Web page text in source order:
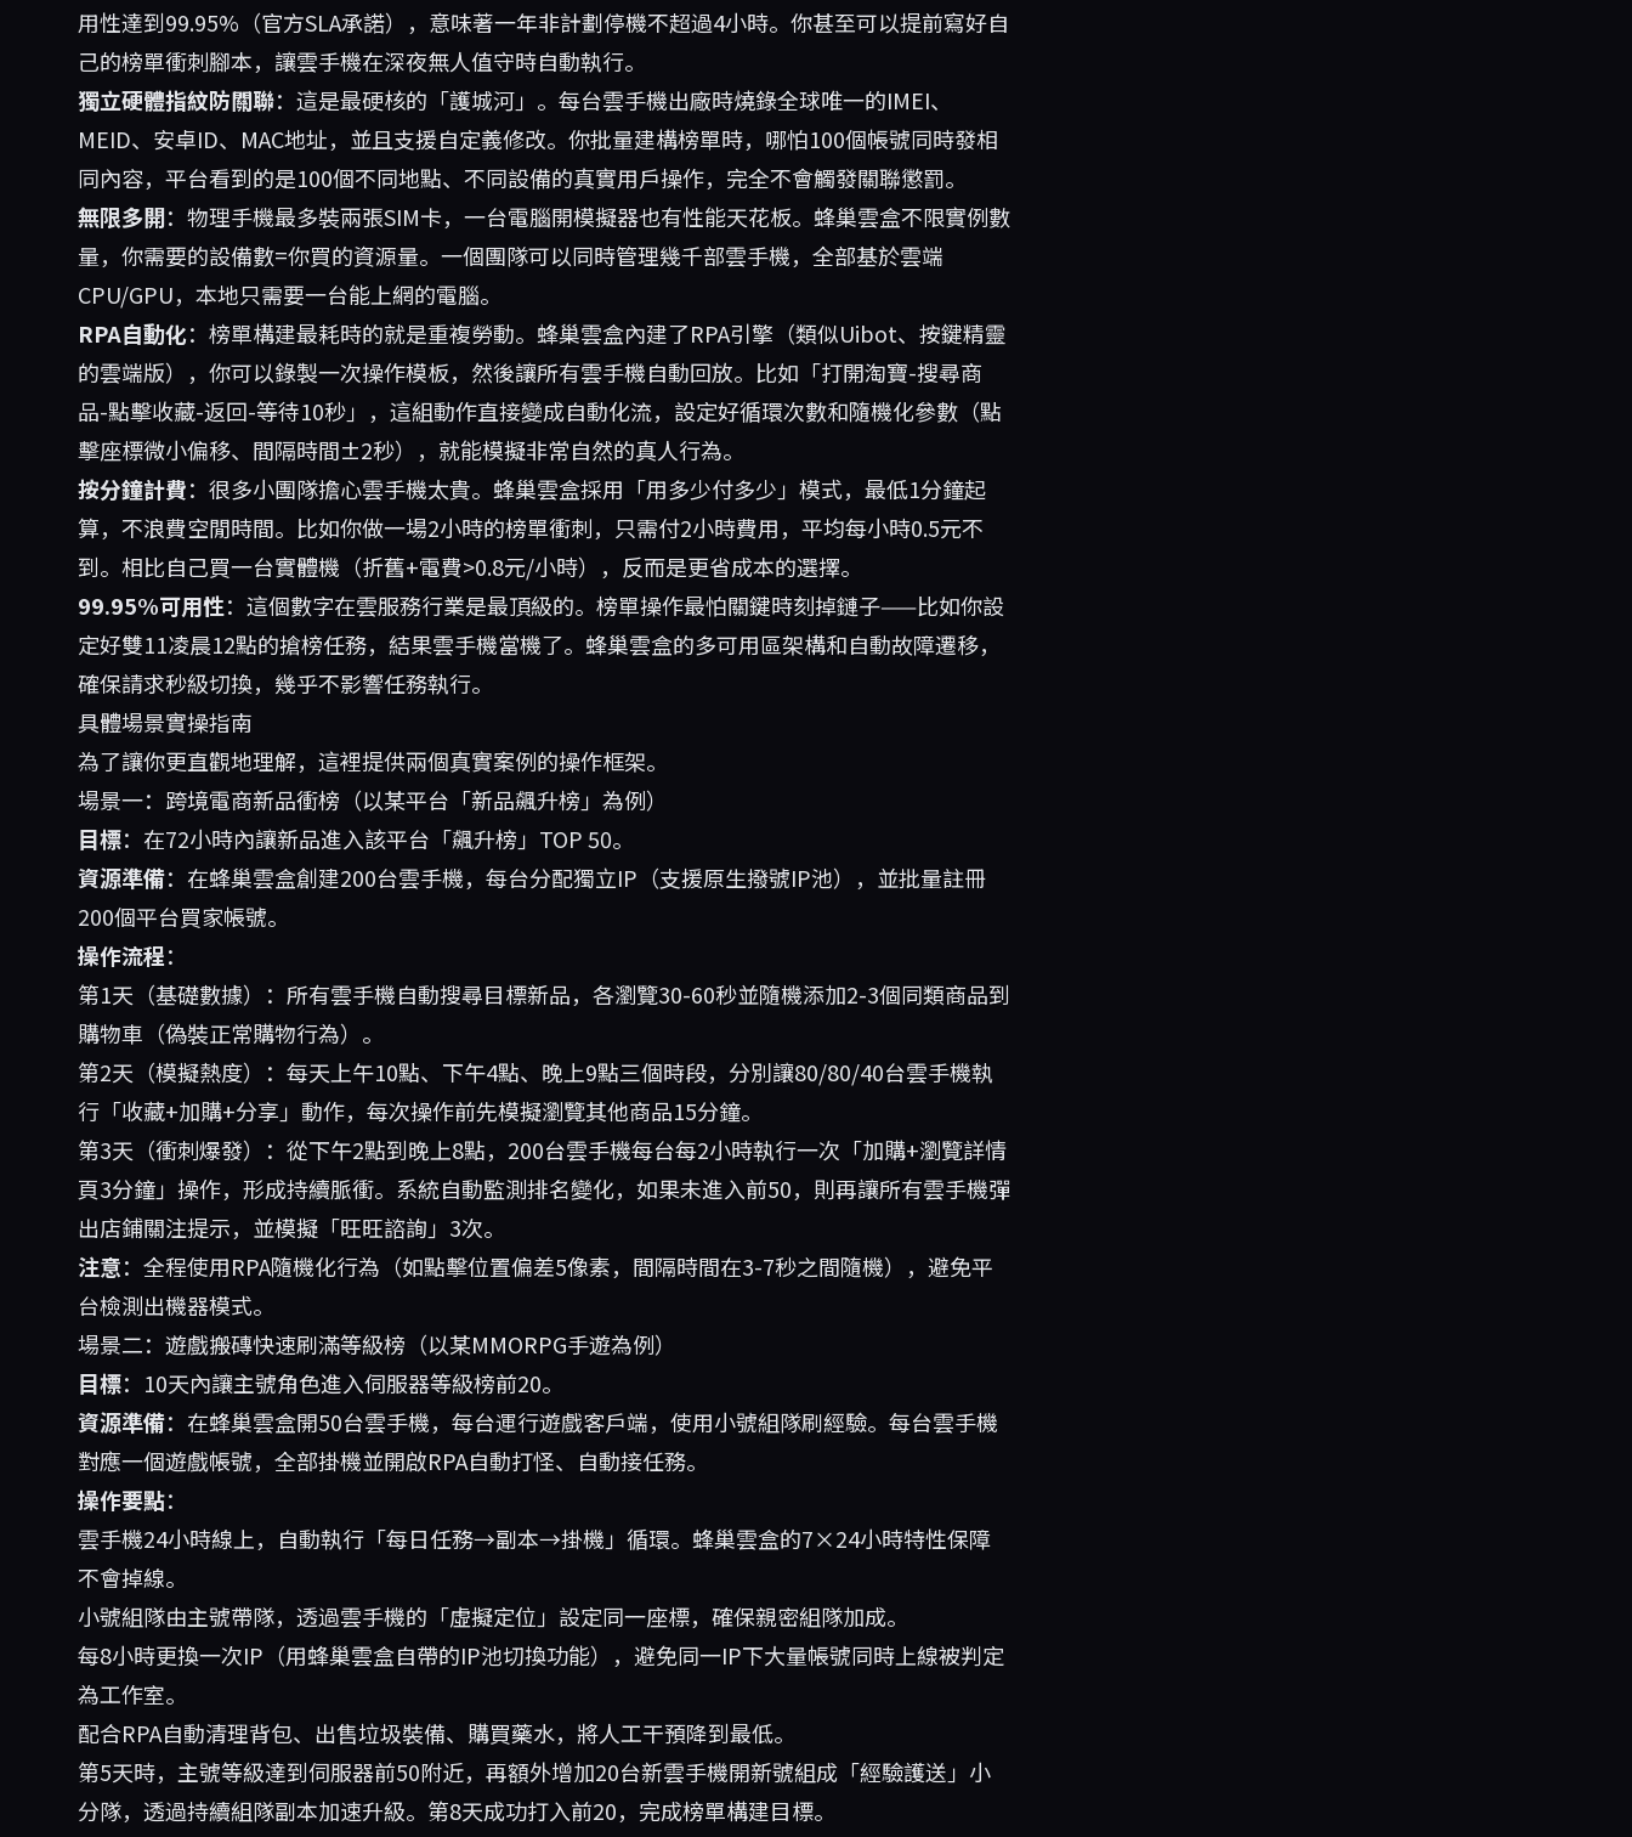
用性達到99.95%（官方SLA承諾），意味著一年非計劃停機不超過4小時。你甚至可以提前寫好自
己的榜單衝刺腳本，讓雲手機在深夜無人值守時自動執行。
獨立硬體指紋防關聯：這是最硬核的「護城河」。每台雲手機出廠時燒錄全球唯一的IMEI、
MEID、安卓ID、MAC地址，並且支援自定義修改。你批量建構榜單時，哪怕100個帳號同時發相
同內容，平台看到的是100個不同地點、不同設備的真實用戶操作，完全不會觸發關聯懲罰。
無限多開：物理手機最多裝兩張SIM卡，一台電腦開模擬器也有性能天花板。蜂巢雲盒不限實例數
量，你需要的設備數=你買的資源量。一個團隊可以同時管理幾千部雲手機，全部基於雲端
CPU/GPU，本地只需要一台能上網的電腦。
RPA自動化：榜單構建最耗時的就是重複勞動。蜂巢雲盒內建了RPA引擎（類似Uibot、按鍵精靈
的雲端版），你可以錄製一次操作模板，然後讓所有雲手機自動回放。比如「打開淘寶-搜尋商
品-點擊收藏-返回-等待10秒」，這組動作直接變成自動化流，設定好循環次數和隨機化參數（點
擊座標微小偏移、間隔時間±2秒），就能模擬非常自然的真人行為。
按分鐘計費：很多小團隊擔心雲手機太貴。蜂巢雲盒採用「用多少付多少」模式，最低1分鐘起
算，不浪費空閒時間。比如你做一場2小時的榜單衝刺，只需付2小時費用，平均每小時0.5元不
到。相比自己買一台實體機（折舊+電費>0.8元/小時），反而是更省成本的選擇。
99.95%可用性：這個數字在雲服務行業是最頂級的。榜單操作最怕關鍵時刻掉鏈子——比如你設
定好雙11凌晨12點的搶榜任務，結果雲手機當機了。蜂巢雲盒的多可用區架構和自動故障遷移，
確保請求秒級切換，幾乎不影響任務執行。
具體場景實操指南
為了讓你更直觀地理解，這裡提供兩個真實案例的操作框架。
場景一：跨境電商新品衝榜（以某平台「新品飆升榜」為例）
目標：在72小時內讓新品進入該平台「飆升榜」TOP 50。
資源準備：在蜂巢雲盒創建200台雲手機，每台分配獨立IP（支援原生撥號IP池），並批量註冊
200個平台買家帳號。
操作流程：
第1天（基礎數據）：所有雲手機自動搜尋目標新品，各瀏覽30-60秒並隨機添加2-3個同類商品到
購物車（偽裝正常購物行為）。
第2天（模擬熱度）：每天上午10點、下午4點、晚上9點三個時段，分別讓80/80/40台雲手機執
行「收藏+加購+分享」動作，每次操作前先模擬瀏覽其他商品15分鐘。
第3天（衝刺爆發）：從下午2點到晚上8點，200台雲手機每台每2小時執行一次「加購+瀏覽詳情
頁3分鐘」操作，形成持續脈衝。系統自動監測排名變化，如果未進入前50，則再讓所有雲手機彈
出店鋪關注提示，並模擬「旺旺諮詢」3次。
注意：全程使用RPA隨機化行為（如點擊位置偏差5像素，間隔時間在3-7秒之間隨機），避免平
台檢測出機器模式。
場景二：遊戲搬磚快速刷滿等級榜（以某MMORPG手遊為例）
目標：10天內讓主號角色進入伺服器等級榜前20。
資源準備：在蜂巢雲盒開50台雲手機，每台運行遊戲客戶端，使用小號組隊刷經驗。每台雲手機
對應一個遊戲帳號，全部掛機並開啟RPA自動打怪、自動接任務。
操作要點：
雲手機24小時線上，自動執行「每日任務→副本→掛機」循環。蜂巢雲盒的7×24小時特性保障
不會掉線。
小號組隊由主號帶隊，透過雲手機的「虛擬定位」設定同一座標，確保親密組隊加成。
每8小時更換一次IP（用蜂巢雲盒自帶的IP池切換功能），避免同一IP下大量帳號同時上線被判定
為工作室。
配合RPA自動清理背包、出售垃圾裝備、購買藥水，將人工干預降到最低。
第5天時，主號等級達到伺服器前50附近，再額外增加20台新雲手機開新號組成「經驗護送」小
分隊，透過持續組隊副本加速升級。第8天成功打入前20，完成榜單構建目標。